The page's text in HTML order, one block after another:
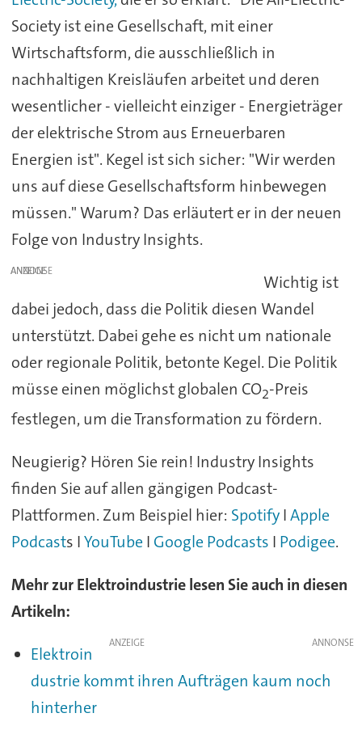
Society ist eine Gesellschaft, mit einer
Wirtschaftsform, die ausschließlich in
nachhaltigen Kreisläufen arbeitet und deren
wesentlicher - vielleicht einziger - Energieträger
der elektrische Strom aus Erneuerbaren
Energien ist". Kegel ist sich sicher: "Wir werden
uns auf diese Gesellschaftsform hinbewegen
müssen." Warum? Das erläutert er in der neuen
Folge von Industry Insights.
ANZEIGE
Wichtig ist
dabei jedoch, dass die Politik diesen Wandel
unterstützt. Dabei gehe es nicht um nationale
oder regionale Politik, betonte Kegel. Die Politik
müsse einen möglichst globalen CO2-Preis
festlegen, um die Transformation zu fördern.
Neugierig? Hören Sie rein! Industry Insights
finden Sie auf allen gängigen Podcast-
Plattformen. Zum Beispiel hier: SpotifyIApple
Podcasts IYouTube I Google Podcasts I Podigee.
Mehr zur Elektroindustrie lesen Sie auch in diesen
Artikeln:
ANZEIGE
Elektroin
dustrie kommt ihren Aufträgen kaum noch
hinterher